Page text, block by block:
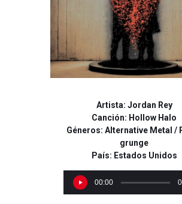
Artista: Jordan Rey
Canción: Hollow Halo
Géneros: Alternative Metal /
grunge
País: Estados Unidos
00:00